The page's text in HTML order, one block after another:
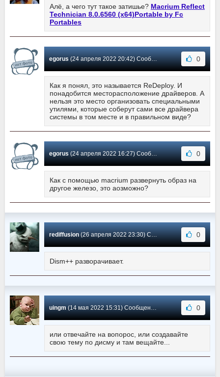
Алё, а чего тут такое затишье? Macrium Reflect
Technician 8.0.6560 (x64)Portable by Fc
Portables
egorus(24 апреля 2022 20:42) Сообщение #501 0
Как я понял, это называется ReDeploy. И
понадобится месторасположение драйверов. А
нельзя это место организовать специальными
утилями, которые соберут сами все драйвера
системы в том месте и в правильном виде?
egorus(24 апреля 2022 16:27) Сообщение #500 0
Как с помощью macrium развернуть образ на
другое железо, это аозможно?
rediffusion(26 апреля 2022 23:30) Сообщение #499 0
Dism++ разворачивает.
uingm(14 мая 2022 15:31) Сообщение #498 0
или отвечайте на вопорос, или создавайте
свою тему по дисму и там вещайте...